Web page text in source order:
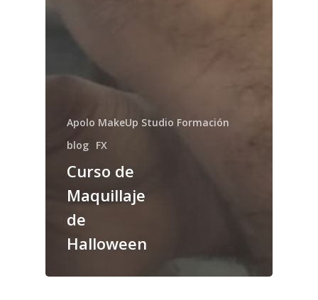
Apolo MakeUp Studio Formación
blog FX
Curso de
Maquillaje
de
Halloween